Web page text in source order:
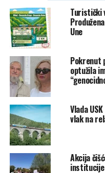
ranjenih i oboljelih.
Izvedeno je više od 9.600
Tatlić bio je jedan od onih
opasnosti, ostali uz
on i njegove kolege s
Za izuzetan doprinos
bolnice „Dr. Irfan
Tatlić, dodijeljena je
hrabrost, stručnost i
trenucima.
Osim po profesionalnoj
i po skromnosti i tišini s
Kako ističu njegovi
mnogo radio i iskreno
Turistički
Une
Pokrenut
optužila
Vlada
vlak na
Akcija
institucije